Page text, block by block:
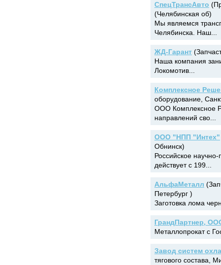
СпецТрансАвто
(Челябинская об)
Мы являемcя
Челябинска. Нaш...
ЖД-Гарант
Наша компания
Локомотив...
Комплексное
оборудование,
ООО Комплексное
направлений сво...
ООО "НПП "Интех"
Обнинск)
Российское
действует с 199...
АльфаМеталл
Петербург )
Заготовка лома
ГрандПартнер,
Металлопрокат с
Завод систем
тягового состава,